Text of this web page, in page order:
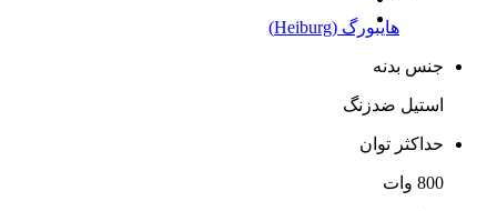
هایبورگ (Heiburg)
جنس بدنه
استیل ضدزنگ
حداکثر توان
800 وات